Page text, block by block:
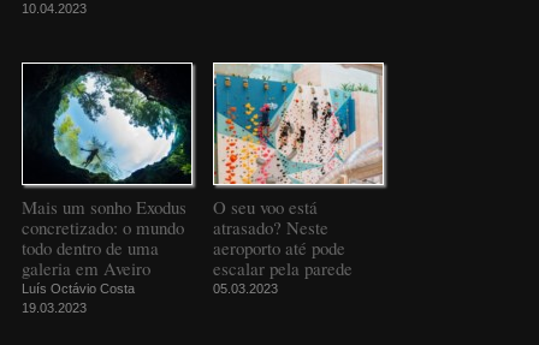
10.04.2023
Mais um sonho Exodus
concretizado: o mundo
todo dentro de uma
galeria em Aveiro
Luís Octávio Costa
19.03.2023
O seu voo está
atrasado? Neste
aeroporto até pode
escalar pela parede
05.03.2023